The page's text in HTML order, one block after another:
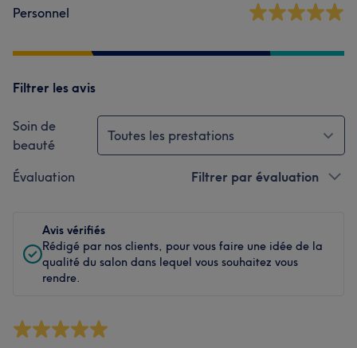
Personnel
Filtrer les avis
Soin de
beauté
Toutes les prestations
Évaluation Filtrer par évaluation
Avis vérifiés
Rédigé par nos clients, pour vous faire une idée de la
qualité du salon dans lequel vous souhaitez vous
rendre.